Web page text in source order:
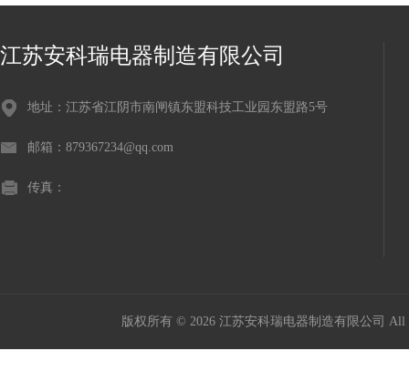
江苏安科瑞电器制造有限公司
地址：江苏省江阴市南闸镇东盟科技工业园东盟路5号
邮箱：879367234@qq.com
传真：
版权所有 © 2026 江苏安科瑞电器制造有限公司